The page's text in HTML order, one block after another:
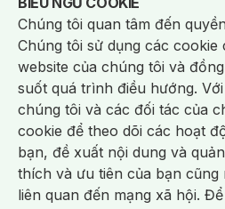
Chăm Sóc Cá Nhân
Chống Muỗi /Khẩu Trang /Máy Massage/Mặt
Sản Phẩm Chăm Sóc Khác /Bàn Chải Đánh Răng
Hỗ Trợ Trắng Răng/Kem Đánh Răng /Máy Tăm
Tăm / Chỉ Nha Khoa/ Xịt Thơm Miệng / Dung
Khăn Ướt Vệ Sinh Vùng Kín/Băng Vệ Sinh/
Máy Cạo Râu
Vấn Đề Về Da
Da Dầu / Lỗ Chân Lông To/ Da Khô / Mất Nước/
Da Nhạy Cảm / Kích Ứng
Da Xỉn Màu Thâm /
Quầng Thâm & Bọng Mắt /Sẹo /Viêm Da Cơ Địa
Dụng Cụ / Phụ Kiện Chăm Sóc Da
Bông Tẩy Trang
Khăn Lau Mặt Khô Dụng Cụ /
Dụng Cụ Chăm Sóc Khác
Chúng tôi quan tâm đến
Chúng tôi sử dụng các cookie
website của chúng tôi và
suốt quá trình điều hướng.
chúng tôi và các đối tác của
cookie để theo dõi các hoạt
bạn, đề xuất nội dung và
thích và ưu tiên của bạn
liên quan đến mạng xã hội.